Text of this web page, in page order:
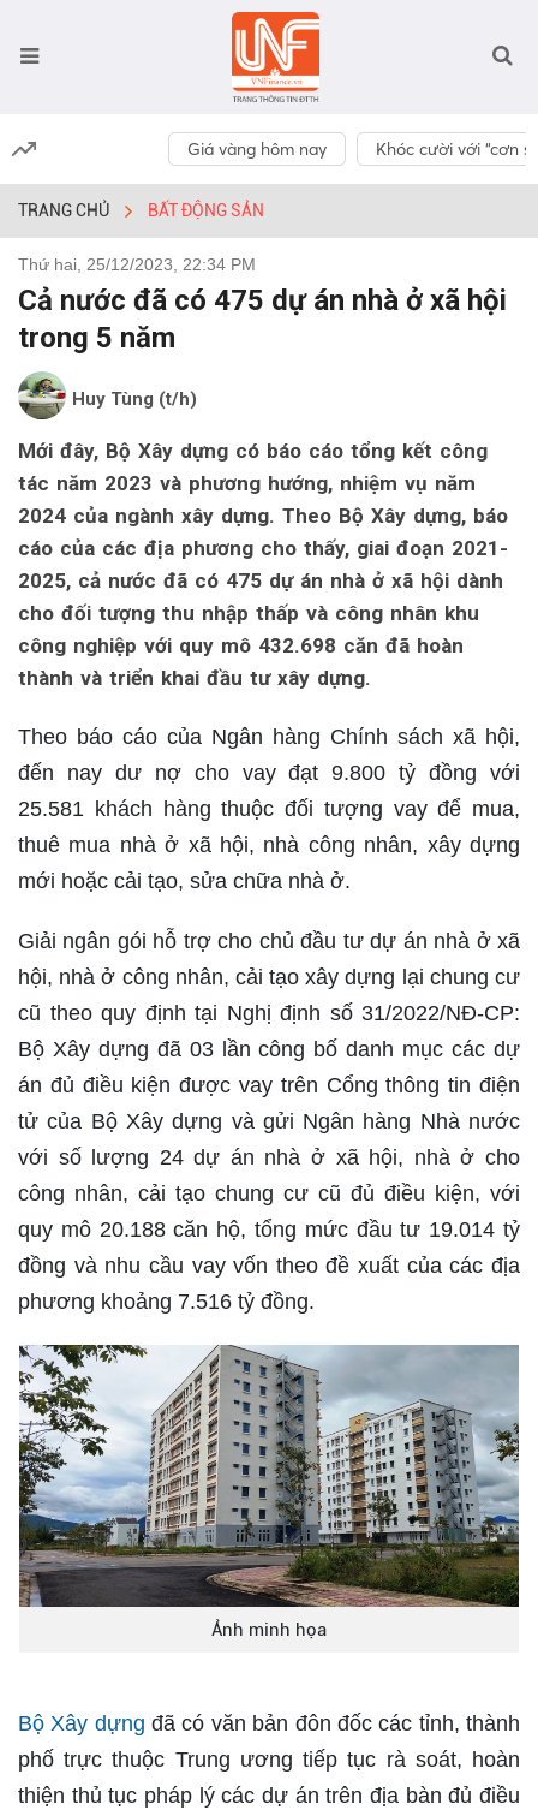
Giá vàng hôm nay Khóc cười với “cơn
TRANG CHỦ BẤT ĐỘNG SẢN
Thứ hai, 25/12/2023, 22:34 PM
Cả nước đã có 475 dự án nhà ở xã hội
trong 5 năm
Huy Tùng (t/h)
Mới đây, Bộ Xây dựng có báo cáo tổng kết công
tác năm 2023 và phương hướng, nhiệm vụ năm
2024 của ngành xây dựng. Theo Bộ Xây dựng, báo
cáo của các địa phương cho thấy, giai đoạn 2021-
2025, cả nước đã có 475 dự án nhà ở xã hội dành
cho đối tượng thu nhập thấp và công nhân khu
công nghiệp với quy mô 432.698 căn đã hoàn
thành và triển khai đầu tư xây dựng.
Theo báo cáo của Ngân hàng Chính sách xã hội,
đến nay dư nợ cho vay đạt 9.800 tỷ đồng với
25.581 khách hàng thuộc đối tượng vay để mua,
thuê mua nhà ở xã hội, nhà công nhân, xây dựng
mới hoặc cải tạo, sửa chữa nhà ở.
Giải ngân gói hỗ trợ cho chủ đầu tư dự án nhà ở xã
hội, nhà ở công nhân, cải tạo xây dựng lại chung cư
cũ theo quy định tại Nghị định số 31/2022/NĐ-CP:
Bộ Xây dựng đã 03 lần công bố danh mục các dự
án đủ điều kiện được vay trên Cổng thông tin điện
tử của Bộ Xây dựng và gửi Ngân hàng Nhà nước
với số lượng 24 dự án nhà ở xã hội, nhà ở cho
công nhân, cải tạo chung cư cũ đủ điều kiện, với
quy mô 20.188 căn hộ, tổng mức đầu tư 19.014 tỷ
đồng và nhu cầu vay vốn theo đề xuất của các địa
phương khoảng 7.516 tỷ đồng.
Ảnh minh họa
Bộ Xây dựngđã có văn bản đôn đốc các tỉnh, thành
phố trực thuộc Trung ương tiếp tục rà soát, hoàn
thiện thủ tục pháp lý các dự án trên địa bàn đủ điều